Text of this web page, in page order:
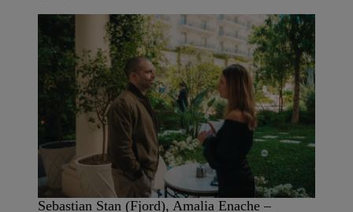
Sebastian Stan (Fjord), Amalia Enache –